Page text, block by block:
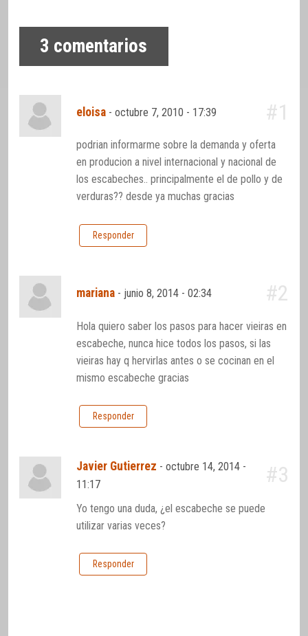
3 comentarios
eloisa -octubre 7, 2010 - 17:39 #1
podrian informarme sobre la demanda y oferta
en producion a nivel internacional y nacional de
los escabeches.. principalmente el de pollo y de
verduras?? desde ya muchas gracias
Responder
mariana - junio 8, 2014 - 02:34 #2
Hola quiero saber los pasos para hacer vieiras en
escabeche, nunca hice todos los pasos, si las
vieiras hay q hervirlas antes o se cocinan en el
mismo escabeche gracias
Responder
Javier Gutierrez -octubre 14, 2014 -
11:17
#3
Yo tengo una duda, ¿el escabeche se puede
utilizar varias veces?
Responder